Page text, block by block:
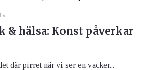
& hälsa: Konst påverkar
där pirret när vi ser en vacker...